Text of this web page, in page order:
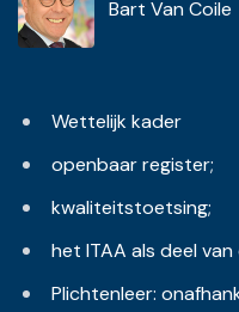
Bart Van Coile
Wettelijk kader
openbaar register;
kwaliteitstoetsing;
het ITAA als deel
Plichtenleer: